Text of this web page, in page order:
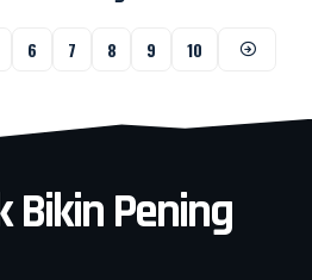
6 7 8 9 10
Bikin Pening